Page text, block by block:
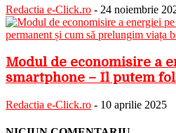
Redactia e-Click.ro - 24 noiembrie
Modul de economisire a
smartphone – Îl putem
Redactia e-Click.ro - 10 aprilie 2025